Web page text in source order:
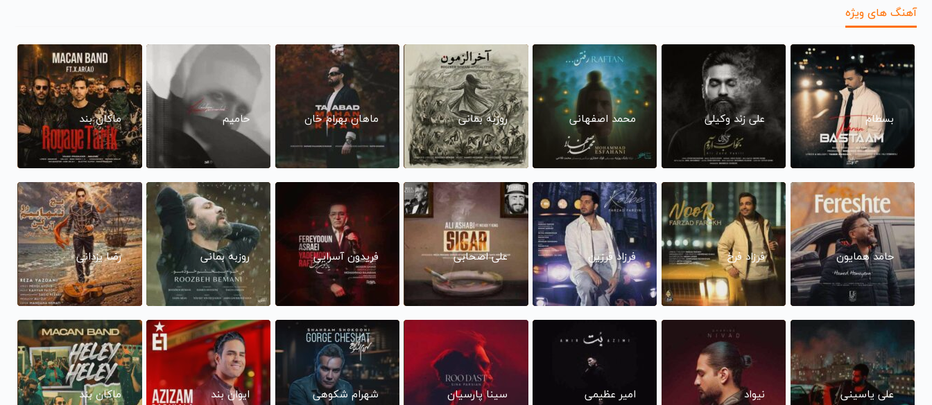
آهنگ های ویژه
بسطام علی زند وکیلی محمد اصفهانی روزبه بمانی ماهان بهرام خان حامیم ماکان بند
حامد همایون فرزاد فرخ فرزاد فرزین علی اصحابی فریدون آسرایی روزبه بمانی رضا یزدانی
علی یاسینی نیواد امیر عظیمی سینا پارسیان شهرام شکوهی ایوان بند ماکان بند